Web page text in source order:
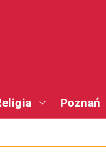
Poznań